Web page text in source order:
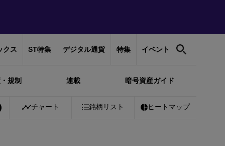
クス ST特集 デジタル通貨 特集 イベント
規制 連載 暗号資産ガイド
Bitcoin ￥10,241,418+0.40% Ethereum ￥302,650
チャート 銘柄リスト ヒートマップ